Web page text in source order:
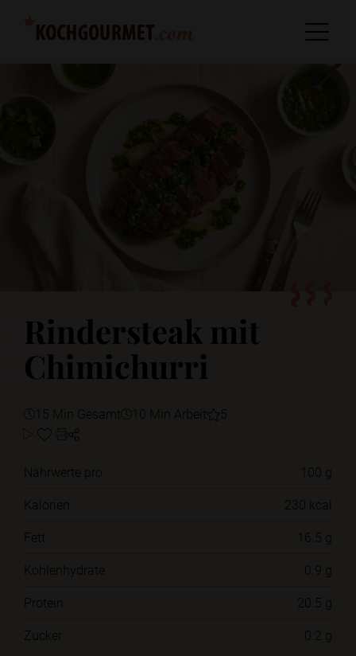
Rindersteak mit
Chimichurri
15 Min Gesamt 10 Min Arbeit 5
Nährwerte pro
100 g
Kalorien
230 kcal
Fett
16.5 g
Kohlenhydrate
0.9 g
Protein
20.5 g
Zucker
0.2 g